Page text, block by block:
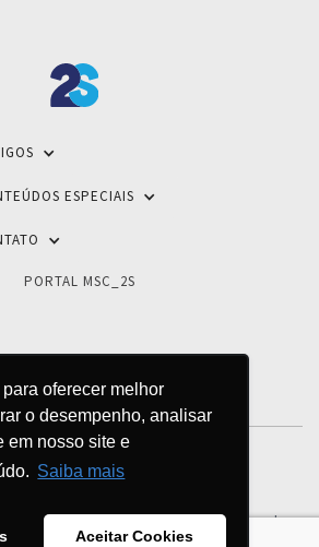
oferecer melhor
o desempenho, analisar
em nosso site e
Saiba mais
Aceitar Cookies
ESPECIAIS
PORTAL MSC_2S
Tecnológicas - Todos os direitos reservados